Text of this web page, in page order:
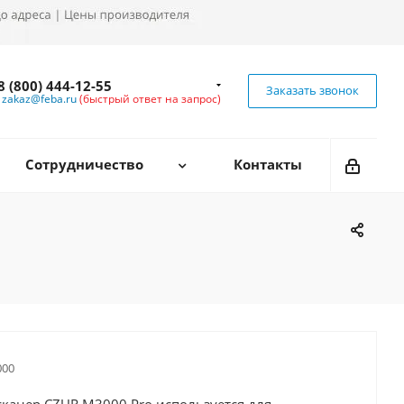
(800) 444-12-55
zakaz@feba.ru(быстрый ответ на запрос)
Заказать звонок
Сотрудничество Контакты